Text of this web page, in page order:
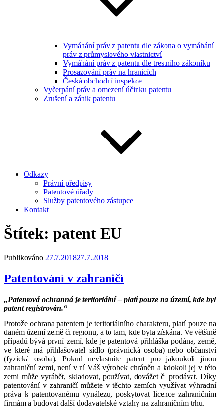
Vymáhání práv z patentu dle zákona o vymáhání
práv z průmyslového vlastnictví
Vymáhání práv z patentu dle trestního zákoníku
Prosazování práv na hranicích
Česká obchodní inspekce
Vyčerpání práv a omezení účinku patentu
Zrušení a zánik patentu
Odkazy
Právní předpisy
Patentové úřady
Služby patentového zástupce
Kontakt
Štítek: patent EU
Publikováno 27.7.201827.7.2018
Patentování v zahraničí
„Patentová ochranná je teritoriální – platí pouze na území, kde byl
patent registrován.“
Protože ochrana patentem je teritoriálního charakteru, platí pouze na
daném území země či regionu, a to tam, kde byla získána. Ve většině
případů bývá první zemí, kde je patentová přihláška podána, země,
ve které má přihlašovatel sídlo (právnická osoba) nebo občanství
(fyzická osoba). Pokud nevlastníte patent pro jakoukoli jinou
zahraniční zemi, není v ní Váš výrobek chráněn a kdokoli jej v této
zemi může vyrábět, skladovat, používat, dovážet či prodávat. Díky
patentování v zahraničí můžete v těchto zemích využívat výhradní
práva k patentovanému vynálezu, poskytovat licence zahraničním
firmám a budovat další dodavatelské vztahy na zahraničním trhu.